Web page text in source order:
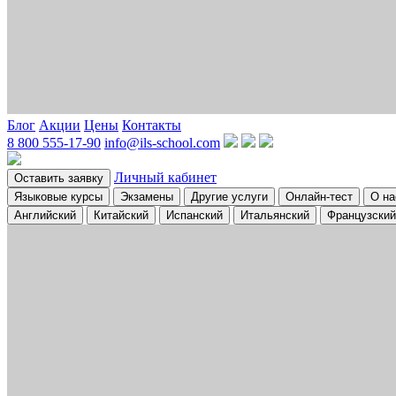
Блог Акции Цены Контакты
8 800 555-17-90 info@ils-school.com
Оставить заявку Личный кабинет
Языковые курсы Экзамены Другие услуги Онлайн-тест
О
Английский
Китайский Испанский Итальянский Французский